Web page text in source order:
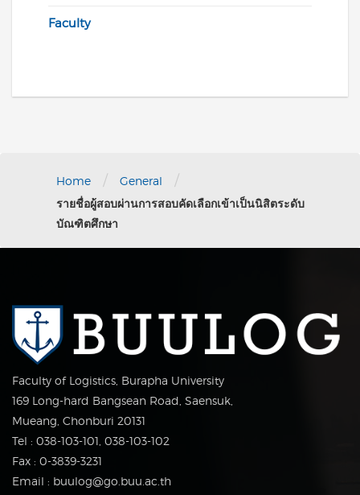
Faculty
Home / General /
รายชื่อผู้สอบผ่านการสอบคัดเลือกเข้าเป็นนิสิตระดับ
บัณฑิตศึกษา
Faculty of Logistics, Burapha University
169 Long-hard Bangsean Road, Saensuk,
Mueang, Chonburi 20131
Tel : 038-103-101, 038-103-102
Fax : 0-3839-3231
Email : buulog@go.buu.ac.th